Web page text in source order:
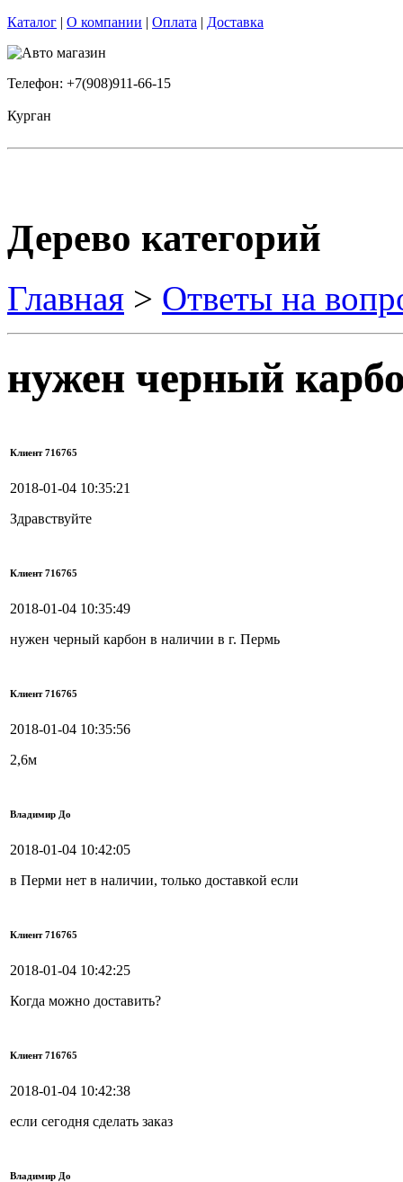
Каталог | О компании | Оплата | Доставка
Телефон: +7(908)911-66-15
Курган
Дерево категорий
Главная > Ответы на
нужен черный
Клиент 716765
2018-01-04 10:35:21
Здравствуйте
Клиент 716765
2018-01-04 10:35:49
нужен черный карбон в наличии в г. Пермь
Клиент 716765
2018-01-04 10:35:56
2,6м
Владимир До
2018-01-04 10:42:05
в Перми нет в наличии, только доставкой если
Клиент 716765
2018-01-04 10:42:25
Когда можно доставить?
Клиент 716765
2018-01-04 10:42:38
если сегодня сделать заказ
Владимир До